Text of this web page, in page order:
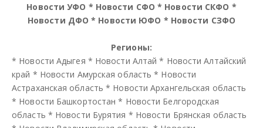
Новости УФО * Новости СФО * Новости СКФО *
Новости ДФО * Новости ЮФО * Новости СЗФО
Регионы:
* Новости Адыгея * Новости Алтай * Новости Алтайский
край * Новости Амурская область * Новости
Астраханская область * Новости Архангельская область
* Новости Башкортостан * Новости Белгородская
область * Новости Бурятия * Новости Брянская область